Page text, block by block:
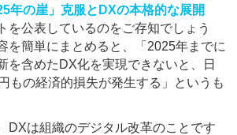
年の崖」克服とDXの本格的な展開
を公表しているのをご存知でしょう
を簡単にまとめると、「2025年までに
を含めたDX化を実現できないと、日
もの経済的損失が発生する」というも
DXは組織のデジタル改革のことです